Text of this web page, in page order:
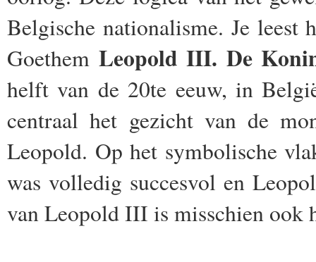
Belgische nationalisme. Je leest
Goethem Leopold III. De
helft van de 20te eeuw, in
centraal het gezicht van de
Leopold. Op het symbolische
was volledig succesvol en
van Leopold III is misschien ook